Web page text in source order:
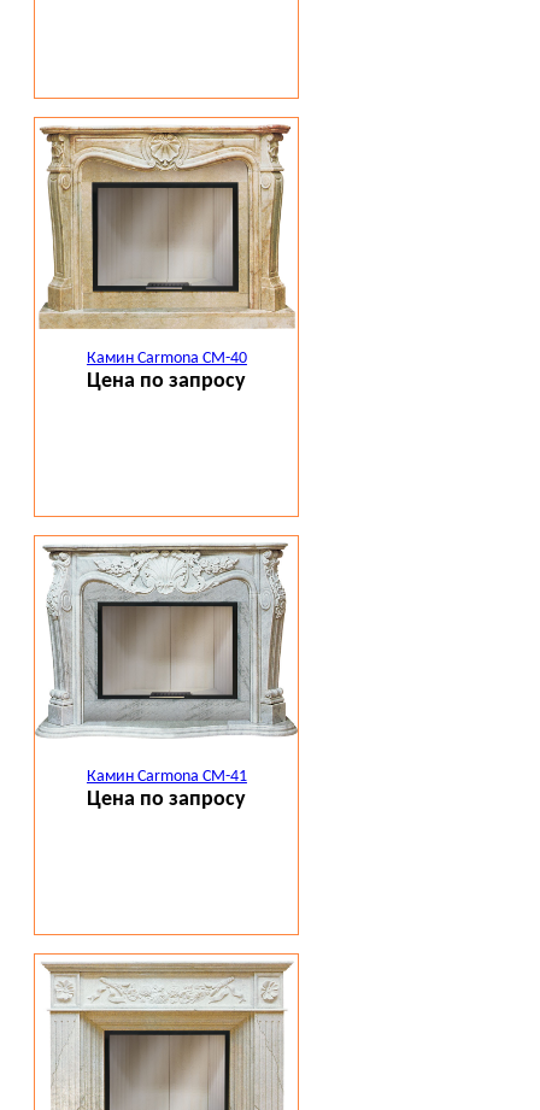
Камин Carmona CM-40
Цена по запросу
Камин Carmona CM-41
Цена по запросу